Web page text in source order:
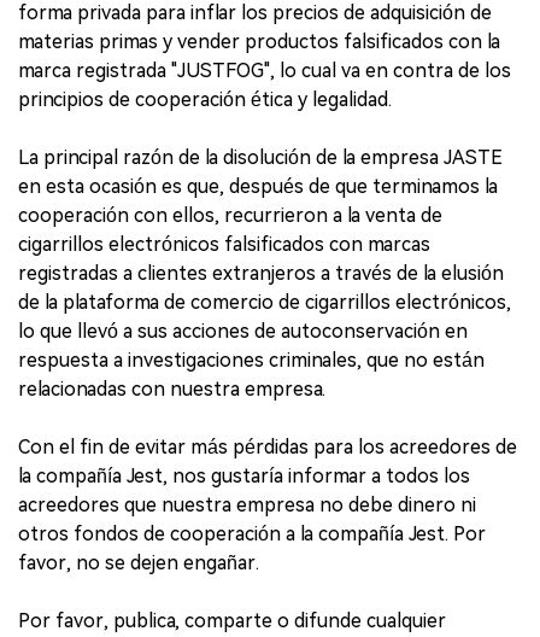
forma privada para inflar los precios de adquisición de
materias primas y vender productos falsificados con la
marca registrada "JUSTFOG", lo cual va en contra de los
principios de cooperación ética y legalidad.
La principal razón de la disolución de la empresa JASTE
en esta ocasión es que, después de que terminamos la
cooperación con ellos, recurrieron a la venta de
cigarrillos electrónicos falsificados con marcas
registradas a clientes extranjeros a través de la elusión
de la plataforma de comercio de cigarrillos electrónicos,
lo que llevó a sus acciones de autoconservación en
respuesta a investigaciones criminales, que no están
relacionadas con nuestra empresa.
Con el fin de evitar más pérdidas para los acreedores de
la compañía Jest, nos gustaría informar a todos los
acreedores que nuestra empresa no debe dinero ni
otros fondos de cooperación a la compañía Jest. Por
favor, no se dejen engañar.
Por favor, publica, comparte o difunde cualquier